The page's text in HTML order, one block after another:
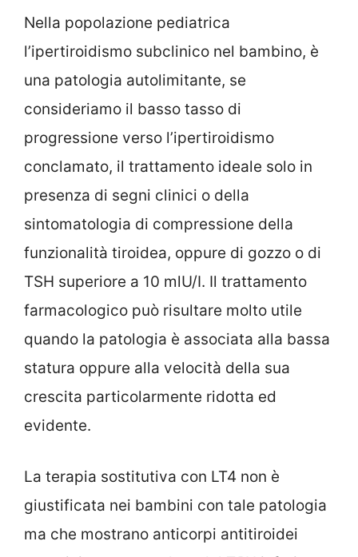
Nella popolazione pediatrica
l’ipertiroidismo subclinico nel bambino, è
una patologia autolimitante, se
consideriamo il basso tasso di
progressione verso l’ipertiroidismo
conclamato, il trattamento ideale solo in
presenza di segni clinici o della
sintomatologia di compressione della
funzionalità tiroidea, oppure di gozzo o di
TSH superiore a 10 mlU/I. Il trattamento
farmacologico può risultare molto utile
quando la patologia è associata alla bassa
statura oppure alla velocità della sua
crescita particolarmente ridotta ed
evidente.
La terapia sostitutiva con LT4 non è
giustificata nei bambini con tale patologia
ma che mostrano anticorpi antitiroidei